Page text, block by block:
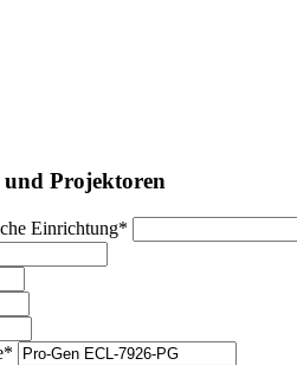
und Projektoren
Einrichtung*
*